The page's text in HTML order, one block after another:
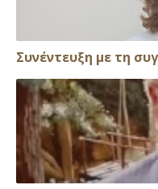
Συνέντευξη με τη